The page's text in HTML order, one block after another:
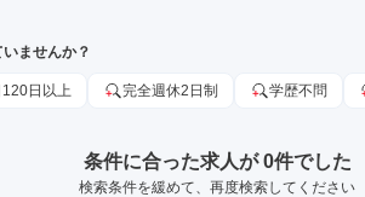
ませんか？
日以上 完全週休2日制 学歴不問
条件に合った求人が 0件でした
検索条件を緩めて、再度検索してください